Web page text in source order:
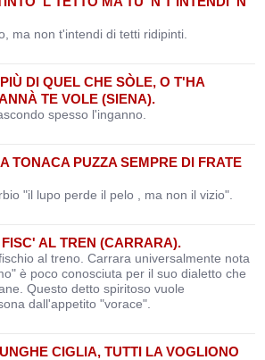
ma non t'intendi di tetti ridipinti.
DI QUEL CHE SÒLE, O T'HA
TE VOLE (SIENA).
spesso l'inganno.
TONACA PUZZA SEMPRE DI FRATE
"il lupo perde il pelo , ma non il vizio".
AL TREN (CARRARA).
al treno. Carrara universalmente nota
è poco conosciuta per il suo dialetto che
Questo detto spiritoso vuole
dall'appetito "vorace".
CIGLIA, TUTTI LA VOGLIONO